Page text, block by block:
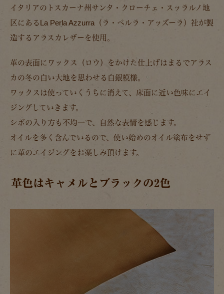
イタリアのトスカーナ州サンタ・クローチェ・スッラルノ地
区にあるLa Perla Azzurra（ラ・ペルラ・アッズーラ）社が製
造するアラスカレザーを使用。
革の表面にワックス（ロウ）をかけた仕上げはまるでアラス
カの冬の白い大地を思わせる白銀模様。
ワックスは使っていくうちに消えて、床面に近い色味にエイ
ジングしていきます。
シボの入り方も不均一で、自然な表情を感じます。
オイルを多く含んでいるので、使い始めのオイル塗布をせず
に革のエイジングをお楽しみ頂けます。
革色はキャメルとブラックの2色